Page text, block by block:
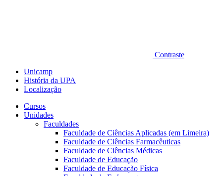
Contraste
Unicamp
História da UPA
Localização
Cursos
Unidades
Faculdades
Faculdade de Ciências Aplicadas (em Limeira)
Faculdade de Ciências Farmacêuticas
Faculdade de Ciências Médicas
Faculdade de Educação
Faculdade de Educação Física